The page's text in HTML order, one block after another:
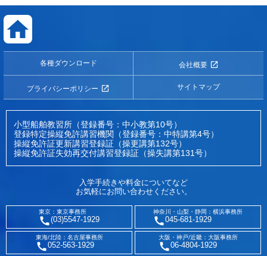
各種ダウンロード 会社概要
プライバシーポリシー サイトマップ
小型船舶教習所（登録番号：中小教第10号）
登録特定操縦免許講習機関（登録番号：中特講第4号）
操縦免許証更新講習登録証（操更講第132号）
操縦免許証失効再交付講習登録証（操失講第131号）
入学手続きや料金についてなど
お気軽にお問い合わせください。
東京：東京事務所
(03)5547-1929
神奈川・山梨・静岡：横浜事務所
045-681-1929
東海/北陸：名古屋事務所
052-563-1929
大阪・神戸/近畿：大阪事務所
06-4804-1929